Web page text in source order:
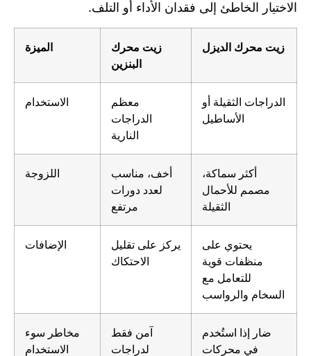
الاختيار الخاطئ إلى فقدان الأداء أو التلف.
الميزة
زيت محرك
البنزين
زيت محرك الديزل
الاستخدام
معظم
الدراجات
النارية
الدراجات الثقيلة أو
الأساطيل
اللزوجة
أخف، مناسب
لعدد دورات
مرتفع
أكثر سماكة،
مصمم للأحمال
الثقيلة
الإضافات
يركز على تقليل
الاحتكاك
يحتوي على
منظفات قوية
للتعامل مع
السخام والرواسب
مخاطر سوء
الاستخدام
آمن فقط
لدراجات
ضار إذا استُخدم
في محركات